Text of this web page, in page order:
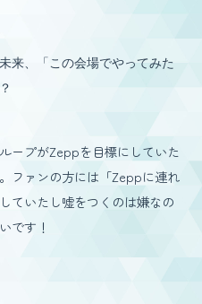
来、「この会場でやってみた
ープがZeppを目標にしていた
ファンの方には「Zeppに連れ
ていたし嘘をつくのは嫌なの
です！